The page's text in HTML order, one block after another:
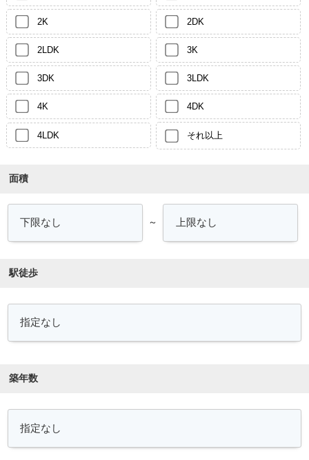
2K 2DK
2LDK 3K
3DK 3LDK
4K 4DK
4LDK それ以上
面積
～
駅徒歩
築年数